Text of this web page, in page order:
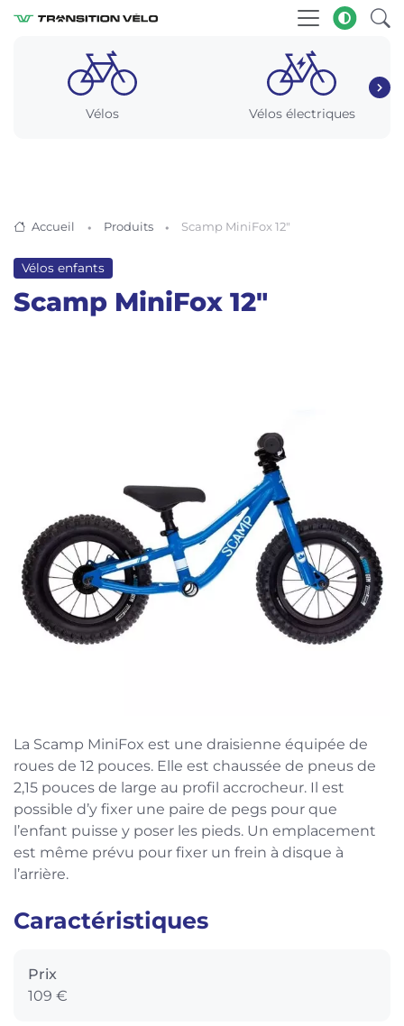
Vélos Vélos électriques
Accueil Produits Scamp MiniFox 12″
Vélos enfants
Scamp MiniFox 12″
La Scamp MiniFox est une draisienne équipée de
roues de 12 pouces. Elle est chaussée de pneus de
2,15 pouces de large au profil accrocheur. Il est
possible d’y fixer une paire de pegs pour que
l’enfant puisse y poser les pieds. Un emplacement
est même prévu pour fixer un frein à disque à
l’arrière.
Caractéristiques
Prix
109 €